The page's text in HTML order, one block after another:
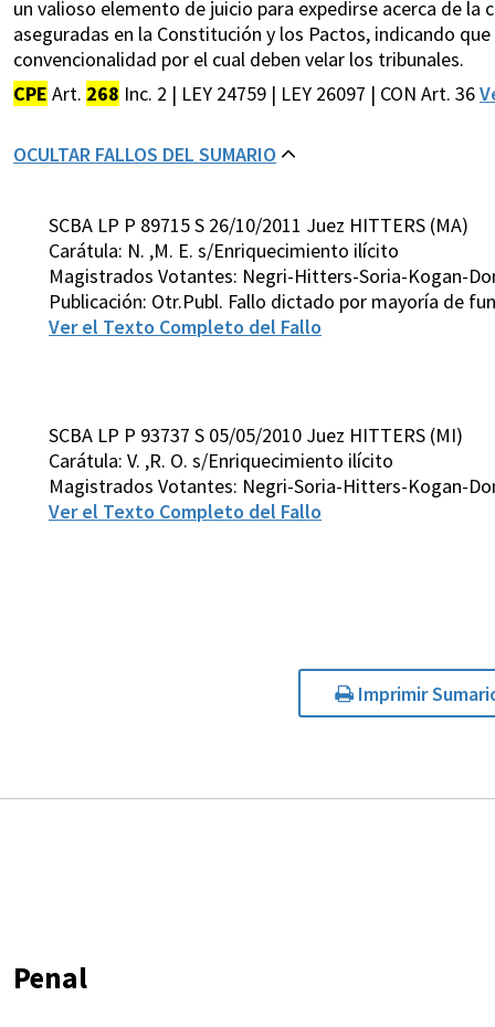
un valioso elemento de juicio para expedirse acerca de
aseguradas en la Constitución y los Pactos, indicando
convencionalidad por el cual deben velar los tribunales.
CPE Art. 268 Inc. 2 | LEY 24759 | LEY 26097 | CON Art. 36
OCULTAR FALLOS DEL SUMARIO
SCBA LP P 89715 S 26/10/2011 Juez HITTERS (MA)
Carátula: N. ,M. E. s/Enriquecimiento ilícito
Magistrados Votantes: Negri-Hitters-Soria-Kogan-
Publicación: Otr.Publ. Fallo dictado por mayoría de
Ver el Texto Completo del Fallo
SCBA LP P 93737 S 05/05/2010 Juez HITTERS (MI)
Carátula: V. ,R. O. s/Enriquecimiento ilícito
Magistrados Votantes: Negri-Soria-Hitters-Kogan-
Ver el Texto Completo del Fallo
Imprimir
Penal